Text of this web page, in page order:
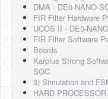
DMA - DE0-NANO-
FIR Filter Hardware
UCOS II - DE0-
FIR Filter Software
Boards
Karplus Strong
SOC
3) Simulation and
HARD